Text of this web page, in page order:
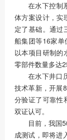
在水下控制
体方案设计，实
定了基础。通过
船集团等16家单
以本项目研制的
零部件数量多达
在水下井口
技术革新，开展
分验证了可靠性
双证认可。
目前，我国
成测试，即将进